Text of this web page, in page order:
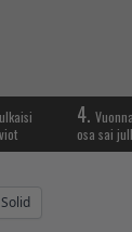
4.
osa sai